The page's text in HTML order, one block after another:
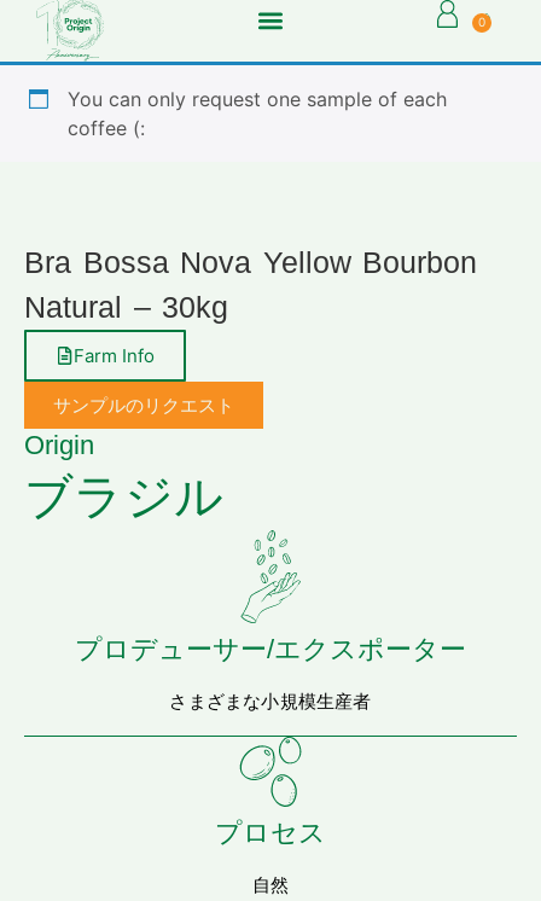
0
You can only request one sample of each
coffee (:
Bra Bossa Nova Yellow Bourbon
Natural – 30kg
Farm Info
サンプルのリクエスト
Origin
ブラジル
プロデューサー/エクスポーター
さまざまな小規模生産者
プロセス
自然